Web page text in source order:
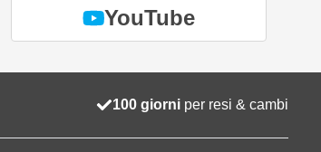
YouTube
100 giorni per resi & cambi